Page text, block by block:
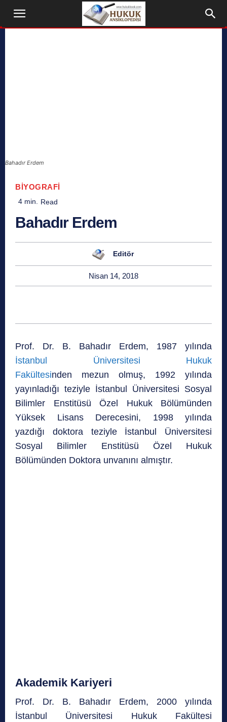
Bahadır Erdem
BIYOGRAFI
4 min. Read
Bahadır Erdem
Editör
Nisan 14, 2018
Prof. Dr. B. Bahadır Erdem, 1987 yılında
İstanbul Üniversitesi Hukuk
Fakültesinden mezun olmuş, 1992 yılında
yayınladığı teziyle İstanbul Üniversitesi Sosyal
Bilimler Enstitüsü Özel Hukuk Bölümünden
Yüksek Lisans Derecesini, 1998 yılında
yazdığı doktora teziyle İstanbul Üniversitesi
Sosyal Bilimler Enstitüsü Özel Hukuk
Bölümünden Doktora unvanını almıştır.
Akademik Kariyeri
Prof. Dr. B. Bahadır Erdem, 2000 yılında
İstanbul Üniversitesi Hukuk Fakültesi